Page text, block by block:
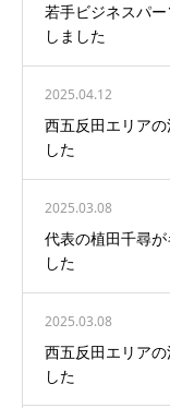
若手ビジネスパ
しました
2025.04.12
西五反田エリア
した
2025.03.08
代表の植田千尋
した
2025.03.08
西五反田エリア
した